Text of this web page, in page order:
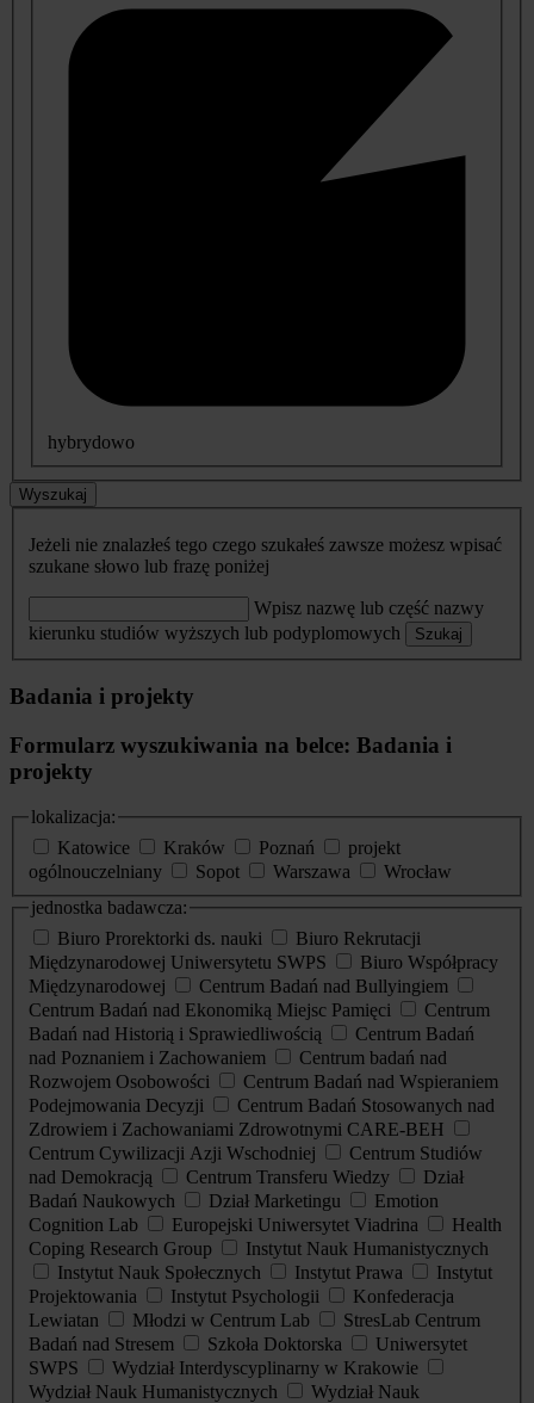
hybrydowo
Wyszukaj
Jeżeli nie znalazłeś tego czego szukałeś zawsze możesz wpisać
szukane słowo lub frazę poniżej
Wpisz nazwę lub część nazwy
kierunku studiów wyższych lub podyplomowych
Szukaj
Badania i projekty
Formularz wyszukiwania na belce: Badania i
projekty
lokalizacja:
Katowice
Kraków Poznań
projekt
ogólnouczelniany
Sopot Warszawa
Wrocław
jednostka badawcza:
Biuro Prorektorki ds. nauki
Biuro Rekrutacji
Międzynarodowej Uniwersytetu SWPS
Biuro Współpracy
Międzynarodowej
Centrum Badań nad Bullyingiem
Centrum Badań nad Ekonomiką Miejsc Pamięci
Centrum
Badań nad Historią i Sprawiedliwością
Centrum Badań
nad Poznaniem i Zachowaniem
Centrum badań nad
Rozwojem Osobowości
Centrum Badań nad Wspieraniem
Podejmowania Decyzji
Centrum Badań Stosowanych nad
Zdrowiem i Zachowaniami Zdrowotnymi CARE-BEH
Centrum Cywilizacji Azji Wschodniej
Centrum Studiów
nad Demokracją
Centrum Transferu Wiedzy
Dział
Badań Naukowych
Dział Marketingu
Emotion
Cognition Lab
Europejski Uniwersytet Viadrina
Health
Coping Research Group
Instytut Nauk Humanistycznych
Instytut Nauk Społecznych
Instytut Prawa
Instytut
Projektowania
Instytut Psychologii
Konfederacja
Lewiatan
Młodzi w Centrum Lab
StresLab Centrum
Badań nad Stresem
Szkoła Doktorska
Uniwersytet
SWPS
Wydział Interdyscyplinarny w Krakowie
Wydział Nauk Humanistycznych
Wydział Nauk